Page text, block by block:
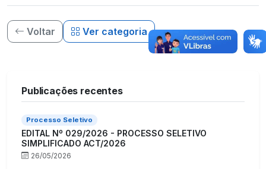
Voltar Ver categoria
Publicações recentes
Processo Seletivo
EDITAL Nº 029/2026 - PROCESSO SELETIVO
SIMPLIFICADO ACT/2026
26/05/2026